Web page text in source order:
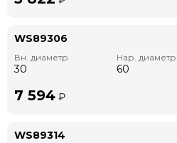
WS89306
Вн. диаметр
30
Нар. диаметр
60
7 594 ₽
WS89314